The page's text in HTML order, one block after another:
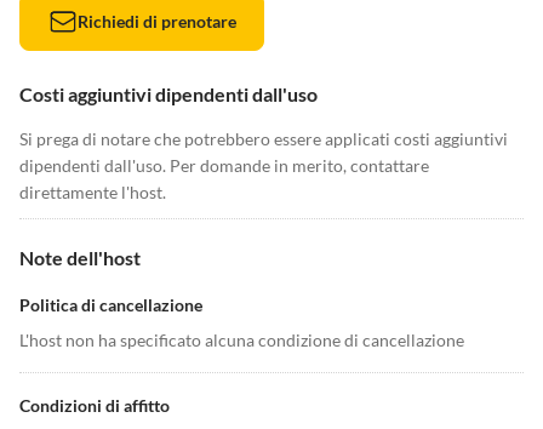
Richiedi di prenotare
Costi aggiuntivi dipendenti dall'uso
Si prega di notare che potrebbero essere applicati costi aggiuntivi
dipendenti dall'uso. Per domande in merito, contattare
direttamente l'host.
Note dell'host
Politica di cancellazione
L'host non ha specificato alcuna condizione di cancellazione
Condizioni di affitto